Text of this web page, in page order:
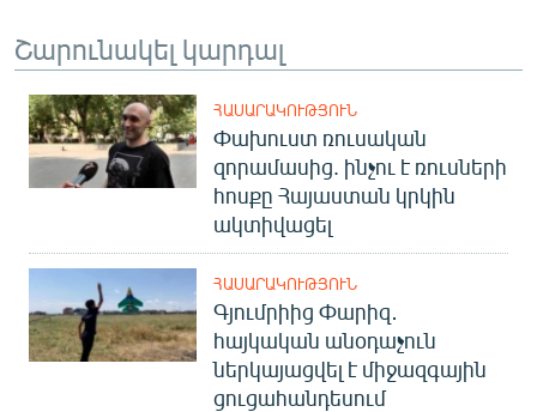
Շարունակել կարդալ
ՀԱՍԱՐԱԿՈՒԹՅՈՒՆ
Փախուստ ռուսական
զորամասից. ինչու է ռուսների
հոսքը Հայաստան կրկին
ակտիվացել
ՀԱՍԱՐԱԿՈՒԹՅՈՒՆ
Գյումրիից Փարիզ․
հայկական անօդաչուն
ներկայացվել է միջազգային
ցուցահանդեսում